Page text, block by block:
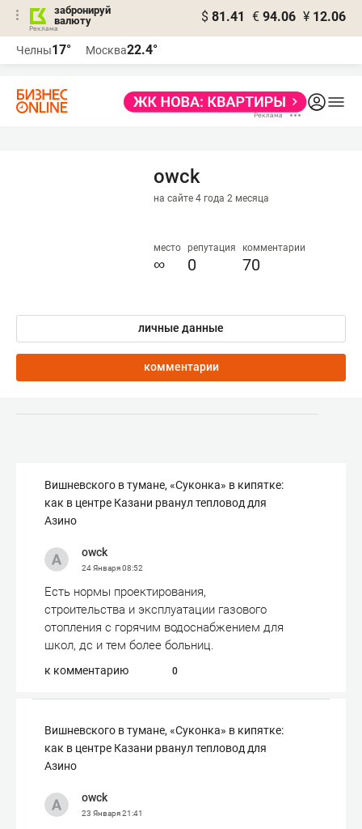
забронируй
валюту
$ 81.41 € 94.06 ¥ 12.06
Челны17° Москва22.4°
owck
на сайте 4 года 2 месяца
место
∞
репутация
0
комментарии
70
личные данные
комментарии
Вишневского в тумане, «Суконка» в кипятке:
как в центре Казани рванул тепловод для
Азино
owck
24 Января08:52
Есть нормы проектирования,
строительства и эксплуатации газового
отопления с горячим водоснабжением для
школ, дс и тем более больниц.
к комментарию 0
Вишневского в тумане, «Суконка» в кипятке:
как в центре Казани рванул тепловод для
Азино
owck
23 Января21:41